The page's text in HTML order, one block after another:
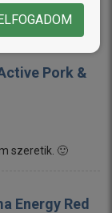
,a kutyum is
Pork &
szeretik. 🙂
Energy Red